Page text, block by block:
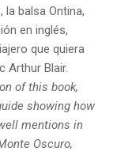
balsa Ontina,
en inglés,
que quiera
Arthur Blair.
of this book,
showing how
mentions in
Oscuro,